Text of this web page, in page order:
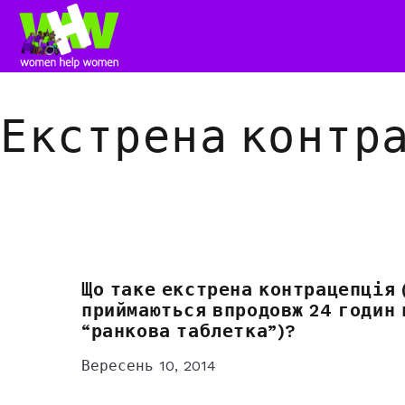
Екстрена
Що таке екстрена контрацепція
приймаються впродовж 24 годин
“ранкова таблетка”)?
Вересень 10, 2014